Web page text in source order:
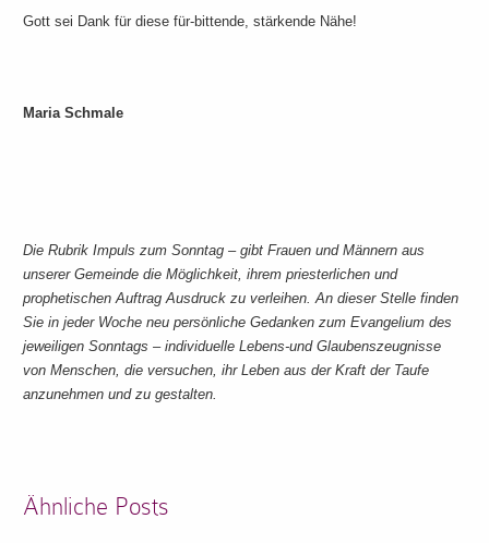
Gott sei Dank für diese für-bittende, stärkende Nähe!
Maria Schmale
Die Rubrik Impuls zum Sonntag – gibt Frauen und Männern aus
unserer Gemeinde die Möglichkeit, ihrem priesterlichen und
prophetischen Auftrag Ausdruck zu verleihen. An dieser Stelle finden
Sie in jeder Woche neu persönliche Gedanken zum Evangelium des
jeweiligen Sonntags – individuelle Lebens-und Glaubenszeugnisse
von Menschen, die versuchen, ihr Leben aus der Kraft der Taufe
anzunehmen und zu gestalten.
Ähnliche Posts